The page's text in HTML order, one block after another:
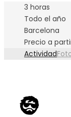
3 horas
Todo el año
Barcelona
Precio a
Actividad